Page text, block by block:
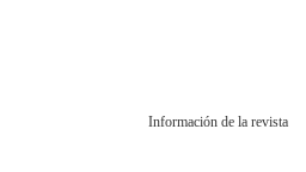
Información de la revista